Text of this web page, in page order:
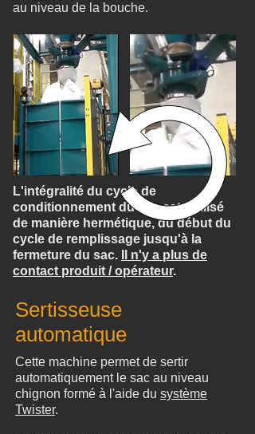
Sertisseuse
automatique
Cette machine permet de sertir
automatiquement le sac au niveau
chignon formé à l'aide du système
Twister.
au niveau de la bouche.
L'intégralité du cycle de
conditionnement du sac est réalisé
de manière hermétique, du début du
cycle de remplissage jusqu'à la
fermeture du sac.
Il n'y a plus de
contact produit / opérateur.